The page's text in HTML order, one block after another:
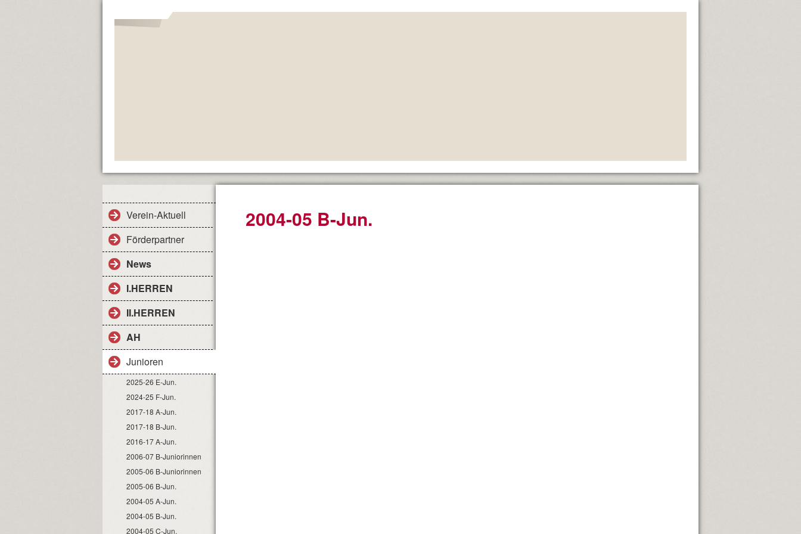
Verein-Aktuell
Förderpartner
News
I.HERREN
II.HERREN
AH
Junioren
2025-26 E-Jun.
2024-25 F-Jun.
2017-18 A-Jun.
2017-18 B-Jun.
2016-17 A-Jun.
2006-07 B-Juniorinnen
2005-06 B-Juniorinnen
2005-06 B-Jun.
2004-05 A-Jun.
2004-05 B-Jun.
2004-05 C-Jun.
2004-05 B-Jun.